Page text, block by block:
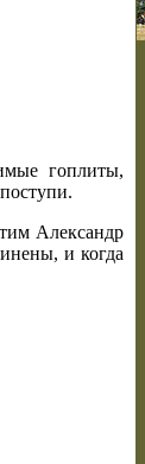
гоплиты,
Александр
и когда